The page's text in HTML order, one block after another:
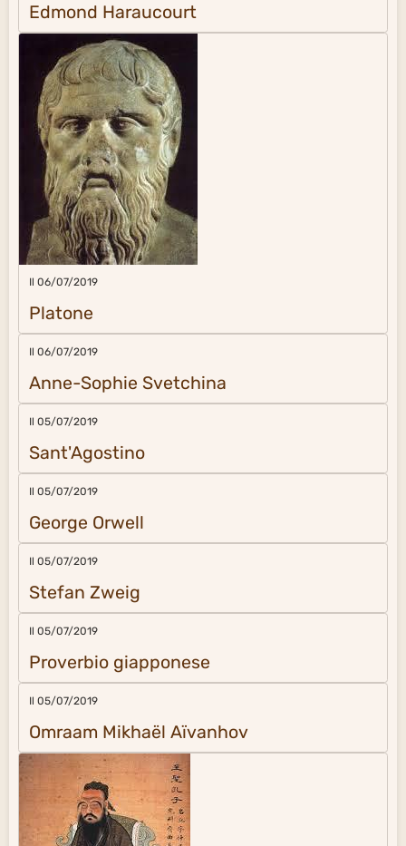
Edmond Haraucourt
Il 06/07/2019
Platone
Il 06/07/2019
Anne-Sophie Svetchina
Il 05/07/2019
Sant'Agostino
Il 05/07/2019
George Orwell
Il 05/07/2019
Stefan Zweig
Il 05/07/2019
Proverbio giapponese
Il 05/07/2019
Omraam Mikhaël Aïvanhov